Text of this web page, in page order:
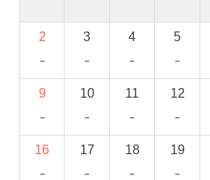
2
-
3
-
4
-
5
-
9
-
10
-
11
-
12
-
16
-
17
-
18
-
19
-